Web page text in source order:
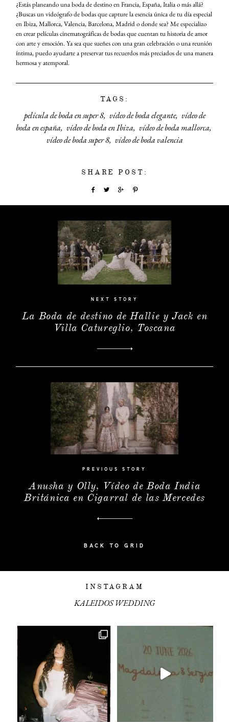
¿Estás planeando una boda de destino en Francia, España, Italia o más allá?
¿Buscas un videógrafo de bodas que capture la esencia única de tu día especial
en Ibiza, Mallorca, Valencia, Barcelona, Madrid o donde sea? Me especializo
en crear películas cinematográficas de bodas que cuentan tu historia de amor
con arte y emoción. Ya sea que sueñes con una gran celebración o una reunión
íntima, puedo ayudarte a preservar tus recuerdos más preciados de una manera
hermosa y atemporal.
TAGS:
película de boda en super 8 vídeo de boda elegante vídeo de
boda en españa
vídeo de boda en Ibiza
vídeo de boda mallorca
vídeo de boda super 8 vídeo de boda valencia
SHARE POST:
PREVIOUS STORY
Anusha y Olly, Vídeo de Boda India
Británica en Cigarral de las Mercedes
NEXT STORY
La Boda de destino de Hallie y Jack en
Villa Catureglio, Toscana
BACK TO GRID
INSTAGRAM
KALEIDOS WEDDING
INICIO
PORTFOLIO
SOY
INFO,
EVENTOS
MODA
CONTACTO